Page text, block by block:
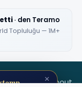
· den Teramo
Topluluğu — 1M+
PrivacyAbout
×